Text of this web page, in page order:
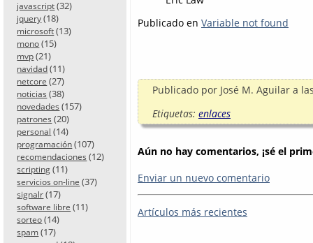
javascript (32)
jquery (18)
microsoft (13)
mono (15)
mvp (21)
navidad (11)
netcore (27)
noticias (38)
novedades (157)
patrones (20)
personal (14)
programación (107)
recomendaciones (12)
scripting (11)
servicios on-line (37)
signalr (17)
software libre (11)
sorteo (14)
spam (17)
Publicado en Variable not found
Publicado por José M. Aguilar a
Etiquetas: enlaces
Aún no hay comentarios, ¡sé el
Enviar un nuevo comentario
Artículos más recientes